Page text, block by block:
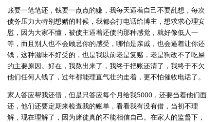
账要一笔笔还，钱要一点点的赚，我每天逼着自己不要乱想，每次
债务压力大特别想赌的时候，我都会打电话给博主，想求求心理安
慰，因为大家不懂，被债主逼着还债的那种感觉，就好像低人一
等，而且别人也不会顾忌你的感受，哪怕是亲戚，也会逼着让你还
钱，这种滋味不好受的，也是我以前老是复赌，老是狗改不了吃屎
的主要原因。好在，我熬出来了，我终于把账还清了，我终于不欠
他们任何人钱了，过年都能理直气壮的走着，更不怕催收电话了。
家人答应帮我还债，但是只答应每个月给我5000，还要当着他们面
还，他们还要定期来检查我的账单，看看我有没有借，当初不理
解，现在理解了，因为赌徒真的不能相信自己。在家人的监督下，